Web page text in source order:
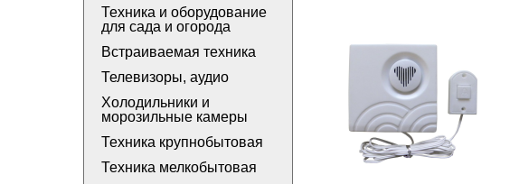
Техника и оборудование
для сада и огорода
Встраиваемая техника
Телевизоры, аудио
Холодильники и
морозильные камеры
Техника крупнобытовая
Техника мелкобытовая